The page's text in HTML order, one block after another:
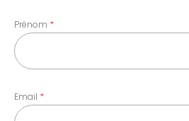
Prénom
Email